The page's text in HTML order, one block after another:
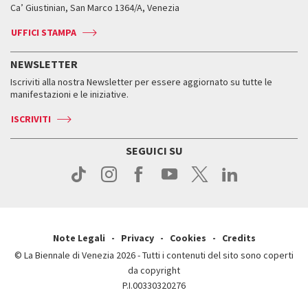
Come raggiungerci
Press
Orari e sedi
Accrediti
Come raggiungerci
Biglietti
Accrediti
Come raggiungerci
Contatti
Press
Come raggiungerci
Press
Leone d’argento
Edizioni passate
Orari e sedi
Biglietti
Servizi al pubblico
Come raggiungerci
Contatti
Biennale College ASAC
ASAC DATI
Storia
Orari e sedi
Ca’ Giustinian, San Marco 1364/A, Venezia
UFFICI STAMPA
NEWSLETTER
Iscriviti alla nostra Newsletter per essere aggiornato su tutte le
manifestazioni e le iniziative.
ISCRIVITI
SEGUICI SU
Note Legali Privacy Cookies
Credits
© La Biennale di Venezia 2026 - Tutti i contenuti del sito sono coperti
da copyright
P.I.00330320276